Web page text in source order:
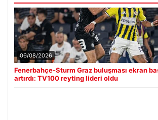
06/08/2026
Fenerbahçe-Sturm Graz buluşması ekran
artırdı: TV100 reyting lideri oldu